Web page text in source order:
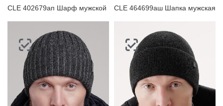
CLE 402679ап Шарф мужской CLE 464699аш Шапка мужская